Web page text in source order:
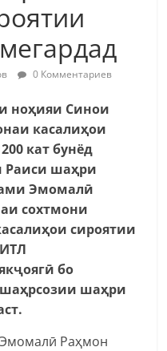
0 Комментариев
ноҳияи Синои
касалиҳои
кат бунёд
Раиси шаҳри
Эмомалӣ
сохтмони
сироятии
бо
шаҳри
Раҳмон